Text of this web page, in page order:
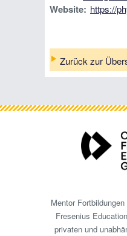
Website: https://
Zurück zur
Mentor
Fresenius
privaten und